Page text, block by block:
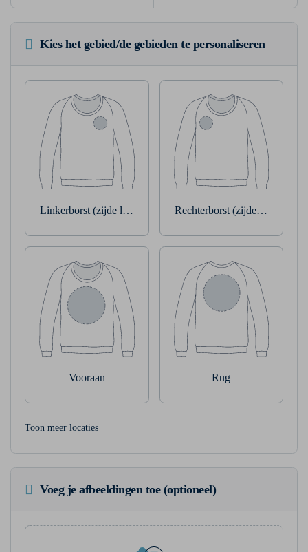
Kies het gebied/de gebieden te personaliseren
Linkerborst (zijde linkerarm) Rechterborst (zijde
Vooraan Rug
Toon meer locaties
Voeg je afbeeldingen toe (optioneel)